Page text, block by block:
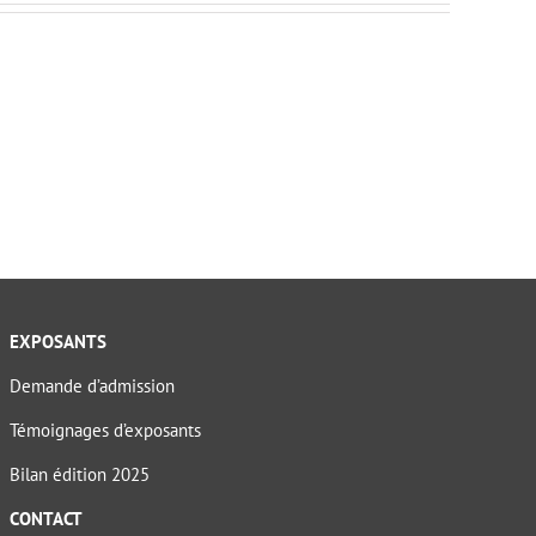
EXPOSANTS
Demande d’admission
Témoignages d’exposants
Bilan édition 2025
CONTACT